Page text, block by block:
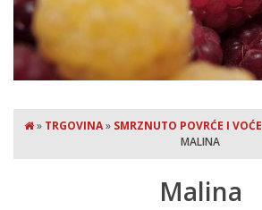
» TRGOVINA» SMRZNUTO POVRĆE I VOĆE
MALINA
Malina